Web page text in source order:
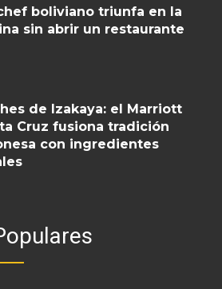
boliviano triunfa en la
sin abrir un restaurante
de Izakaya: el Marriott
Cruz fusiona tradición
con ingredientes